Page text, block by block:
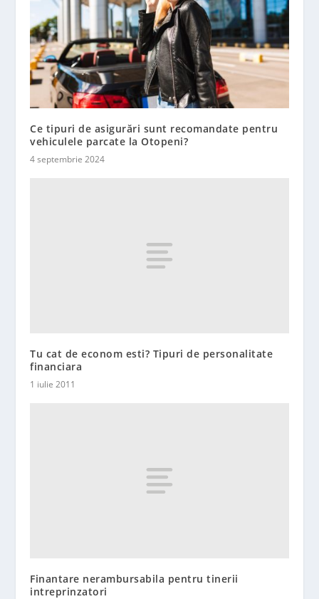
Ce tipuri de asigurări sunt recomandate pentru
vehiculele parcate la Otopeni?
4 septembrie 2024
Tu cat de econom esti? Tipuri de personalitate
financiara
1 iulie 2011
Finantare nerambursabila pentru tinerii
intreprinzatori